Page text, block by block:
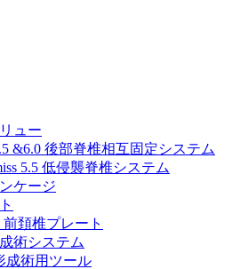
ュー
&6.0 後部脊椎相互固定システム
5.5 低侵襲脊椎システム
ケージ
前頚椎プレート
術システム
成術用ツール